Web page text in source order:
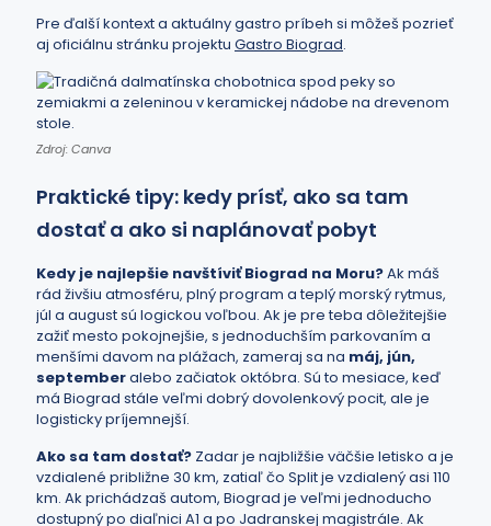
Pre ďalší kontext a aktuálny gastro príbeh si môžeš pozrieť
aj oficiálnu stránku projektu Gastro Biograd.
Zdroj: Canva
Praktické tipy: kedy prísť, ako sa tam
dostať a ako si naplánovať pobyt
Kedy je najlepšie navštíviť Biograd na Moru?Ak máš
rád živšiu atmosféru, plný program a teplý morský rytmus,
júl a august sú logickou voľbou. Ak je pre teba dôležitejšie
zažiť mesto pokojnejšie, s jednoduchším parkovaním a
menšími davom na plážach, zameraj sa na máj, jún,
septemberalebo začiatok októbra. Sú to mesiace, keď
má Biograd stále veľmi dobrý dovolenkový pocit, ale je
logisticky príjemnejší.
Ako sa tam dostať? Zadar je najbližšie väčšie letisko a je
vzdialené približne 30 km, zatiaľ čo Split je vzdialený asi 110
km. Ak prichádzaš autom, Biograd je veľmi jednoducho
dostupný po diaľnici A1 a po Jadranskej magistrále. Ak